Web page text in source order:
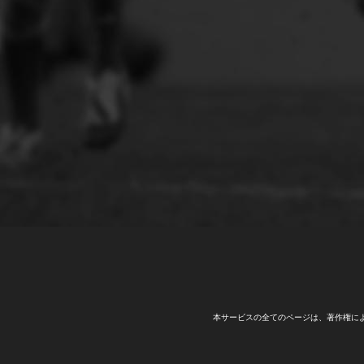
本サービスの全てのページは、著作権に